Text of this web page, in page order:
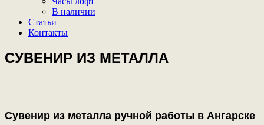
В наличии
Статьи
Контакты
СУВЕНИР ИЗ МЕТАЛЛА
Сувенир из металла ручной работы в Ангарске